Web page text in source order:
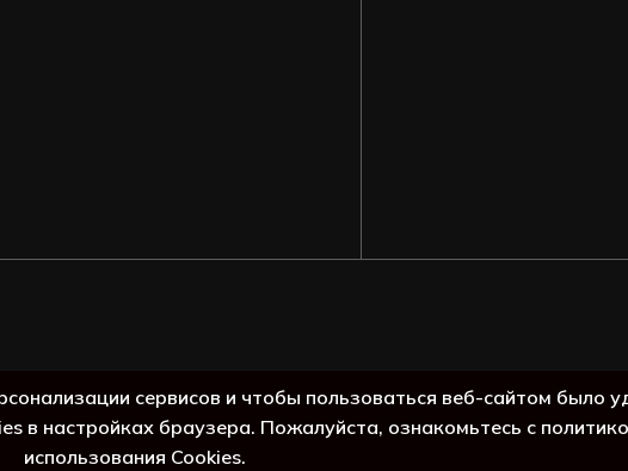
сервисов и чтобы пользоваться веб-сайтом было
в настройках браузера. Пожалуйста, ознакомьтесь с
использования Cookies.